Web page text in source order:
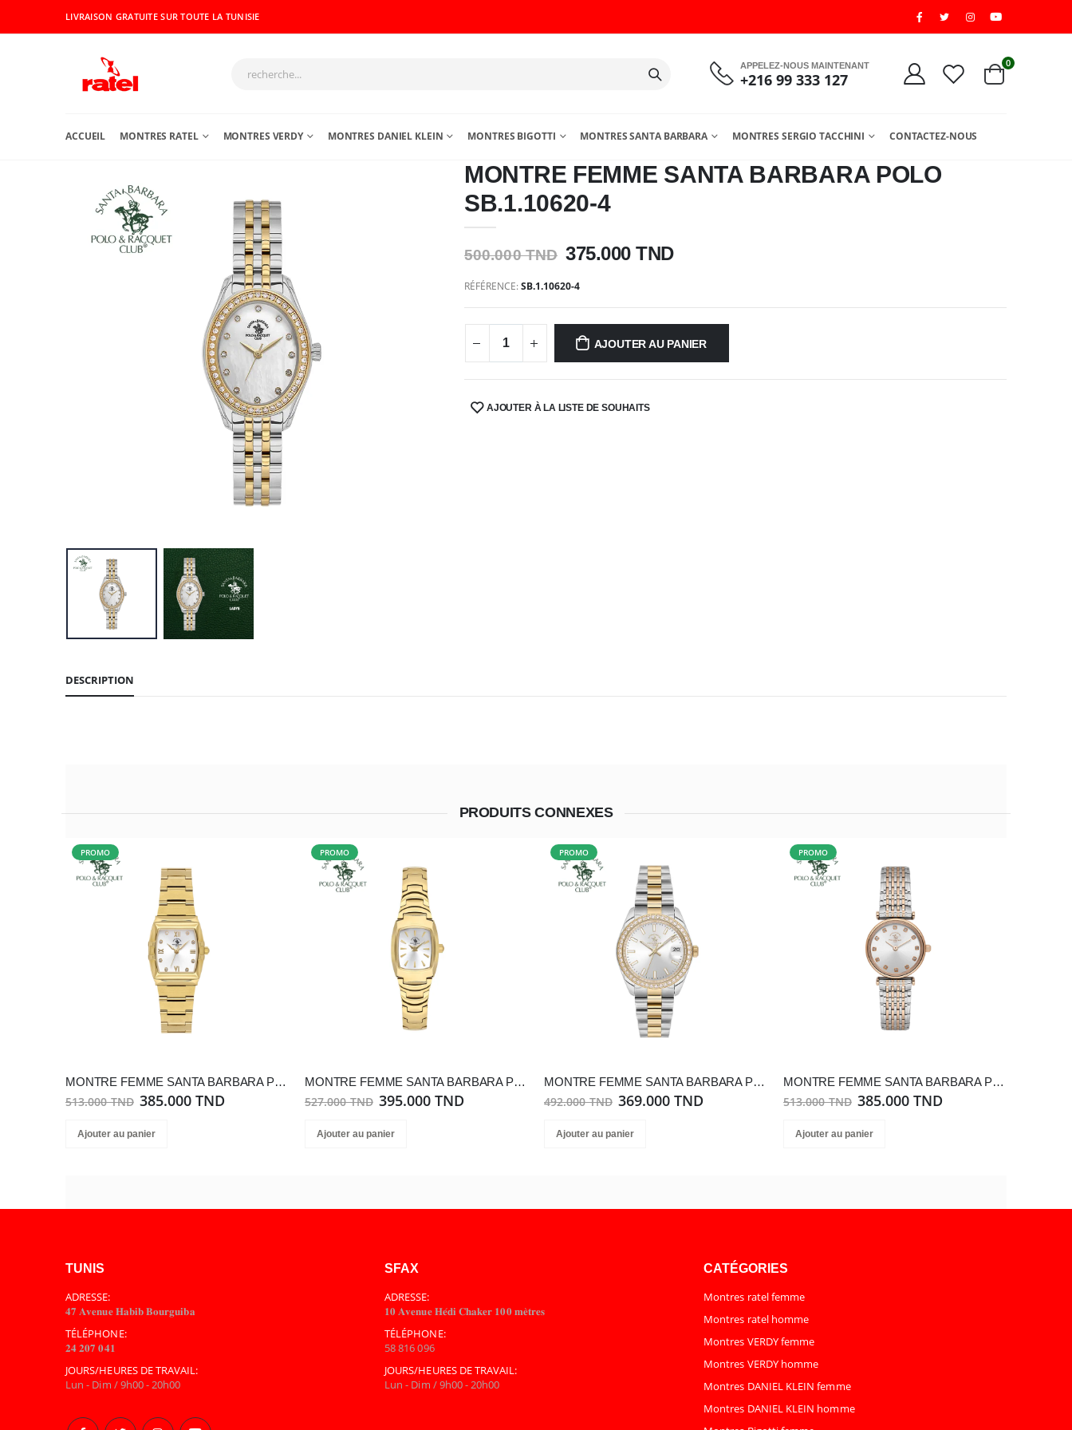
LIVRAISON GRATUITE SUR TOUTE LA TUNISIE
APPELEZ-NOUS MAINTENANT
+216 99 333 127
0
ACCUEIL MONTRES RATEL MONTRES VERDY MONTRES DANIEL KLEIN MONTRES BIGOTTI MONTRES SANTA BARBARA MONTRES SERGIO TACCHINI CONTACTEZ-NOUS
MONTRE FEMME SANTA BARBARA POLO
SB.1.10620-4
500.000 TND 375.000 TND
RÉFÉRENCE:SB.1.10620-4
AJOUTER AU PANIER
SHARE:AJOUTER À LA LISTE DE SOUHAITS
DESCRIPTION
PRODUITS CONNEXES
PROMO
MONTRE FEMME SANTA BARBARA POLO SB.1.10624-2
513.000 TND 385.000 TND
Ajouter au panier
PROMO
MONTRE FEMME SANTA BARBARA POLO SB.1.10639-2
527.000 TND 395.000 TND
Ajouter au panier
PROMO
MONTRE FEMME SANTA BARBARA POLO SB.4.10017-4
492.000 TND 369.000 TND
Ajouter au panier
PROMO
MONTRE FEMME SANTA BARBARA POLO SB.4.10019-6
513.000 TND 385.000 TND
Ajouter au panier
TUNIS
ADRESSE:
𝟒𝟕 𝐀𝐯𝐞𝐧𝐮𝐞 𝐇𝐚𝐛𝐢𝐛 𝐁𝐨𝐮𝐫𝐠𝐮𝐢𝐛𝐚
TÉLÉPHONE:
𝟐𝟒 𝟐𝟎𝟕 𝟎𝟒𝟏
JOURS/HEURES DE TRAVAIL:
Lun - Dim / 9h00 - 20h00
SFAX
ADRESSE:
𝟏𝟎 𝐀𝐯𝐞𝐧𝐮𝐞 𝐇𝐞́𝐝𝐢 𝐂𝐡𝐚𝐤𝐞𝐫 𝟏𝟎𝟎 𝐦𝐞̀𝐭𝐫𝐞𝐬
TÉLÉPHONE:
58 816 096
JOURS/HEURES DE TRAVAIL:
Lun - Dim / 9h00 - 20h00
CATÉGORIES
Montres ratel femme
Montres ratel homme
Montres VERDY femme
Montres VERDY homme
Montres DANIEL KLEIN femme
Montres DANIEL KLEIN homme